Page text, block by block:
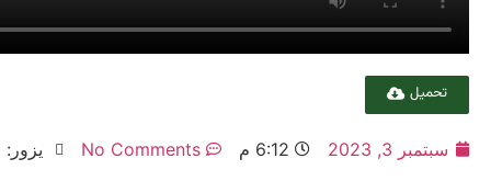
تحميل
سبتمبر 3, 2023 6:12 م No Comments يزور: 479